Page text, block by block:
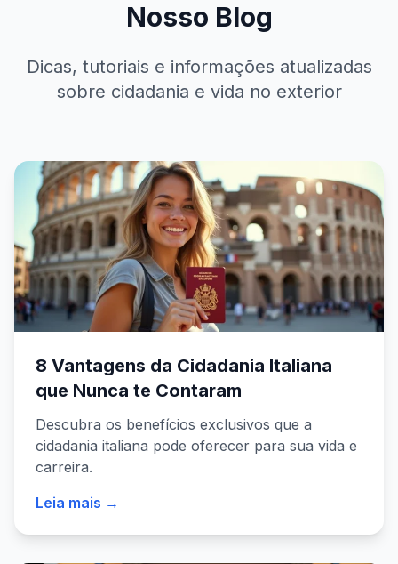
Nosso Blog
Dicas, tutoriais e informações atualizadas
sobre cidadania e vida no exterior
8 Vantagens da Cidadania Italiana
que Nunca te Contaram
Descubra os benefícios exclusivos que a
cidadania italiana pode oferecer para sua vida e
carreira.
Leia mais →